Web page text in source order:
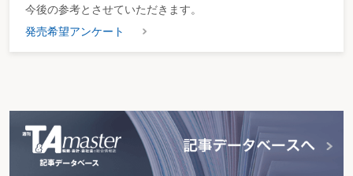
今後の参考とさせていただきます。
発売希望アンケート